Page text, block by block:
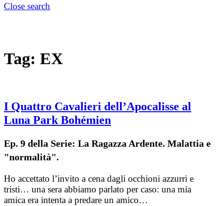
Close search
Tag: EX
I Quattro Cavalieri dell’Apocalisse al
Luna Park Bohémien
Ep. 9 della Serie: La Ragazza Ardente. Malattia e
"normalità".
Ho accettato l’invito a cena dagli occhioni azzurri e
tristi… una sera abbiamo parlato per caso: una mia
amica era intenta a predare un amico…